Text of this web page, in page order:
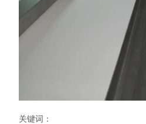
关键词：